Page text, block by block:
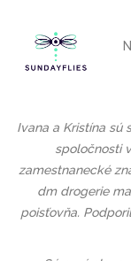
Ivana a Kristína sú
spoločnosti
zamestnanecké
dm drogerie
poisťovňa.